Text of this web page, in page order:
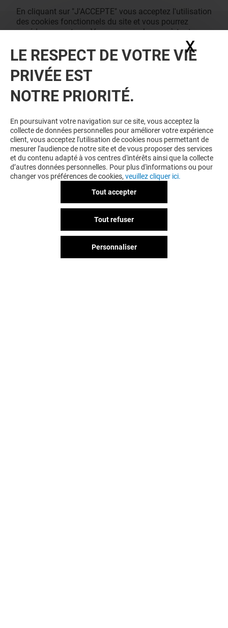
En cliquant sur "J'ACCEPTE" vous acceptez l'utilisation
des cookies fonctionnels du site et vous pourrez
accéder au contenu. Vous pouvez changer à tout
moment vos consentements des cookies dans notre
page de management des cookies.
LE RESPECT DE VOTRE VIE
PRIVÉE EST
NOTRE PRIORITÉ.
En poursuivant votre navigation sur ce site, vous acceptez la
collecte de données personnelles pour améliorer votre expérience
client, vous acceptez l'utilisation de cookies nous permettant de
mesurer l'audience de notre site et de vous proposer des services
et du contenu adapté à vos centres d'intérêts ainsi que la collecte
d’autres données personnelles. Pour plus d'informations ou pour
changer vos préférences de cookies, veuillez cliquer ici.
Tout accepter
Tout refuser
Personnaliser
X